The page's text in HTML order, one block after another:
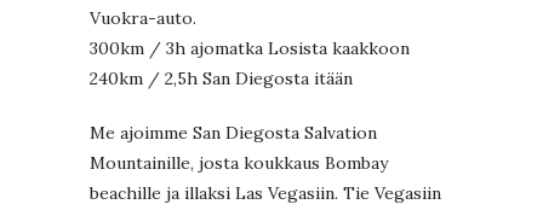
Vuokra-auto.
300km / 3h ajomatka Losista kaakkoon
240km / 2,5h San Diegosta itään
Me ajoimme San Diegosta Salvation
Mountainille, josta koukkaus Bombay
beachille ja illaksi Las Vegasiin. Tie Vegasiin